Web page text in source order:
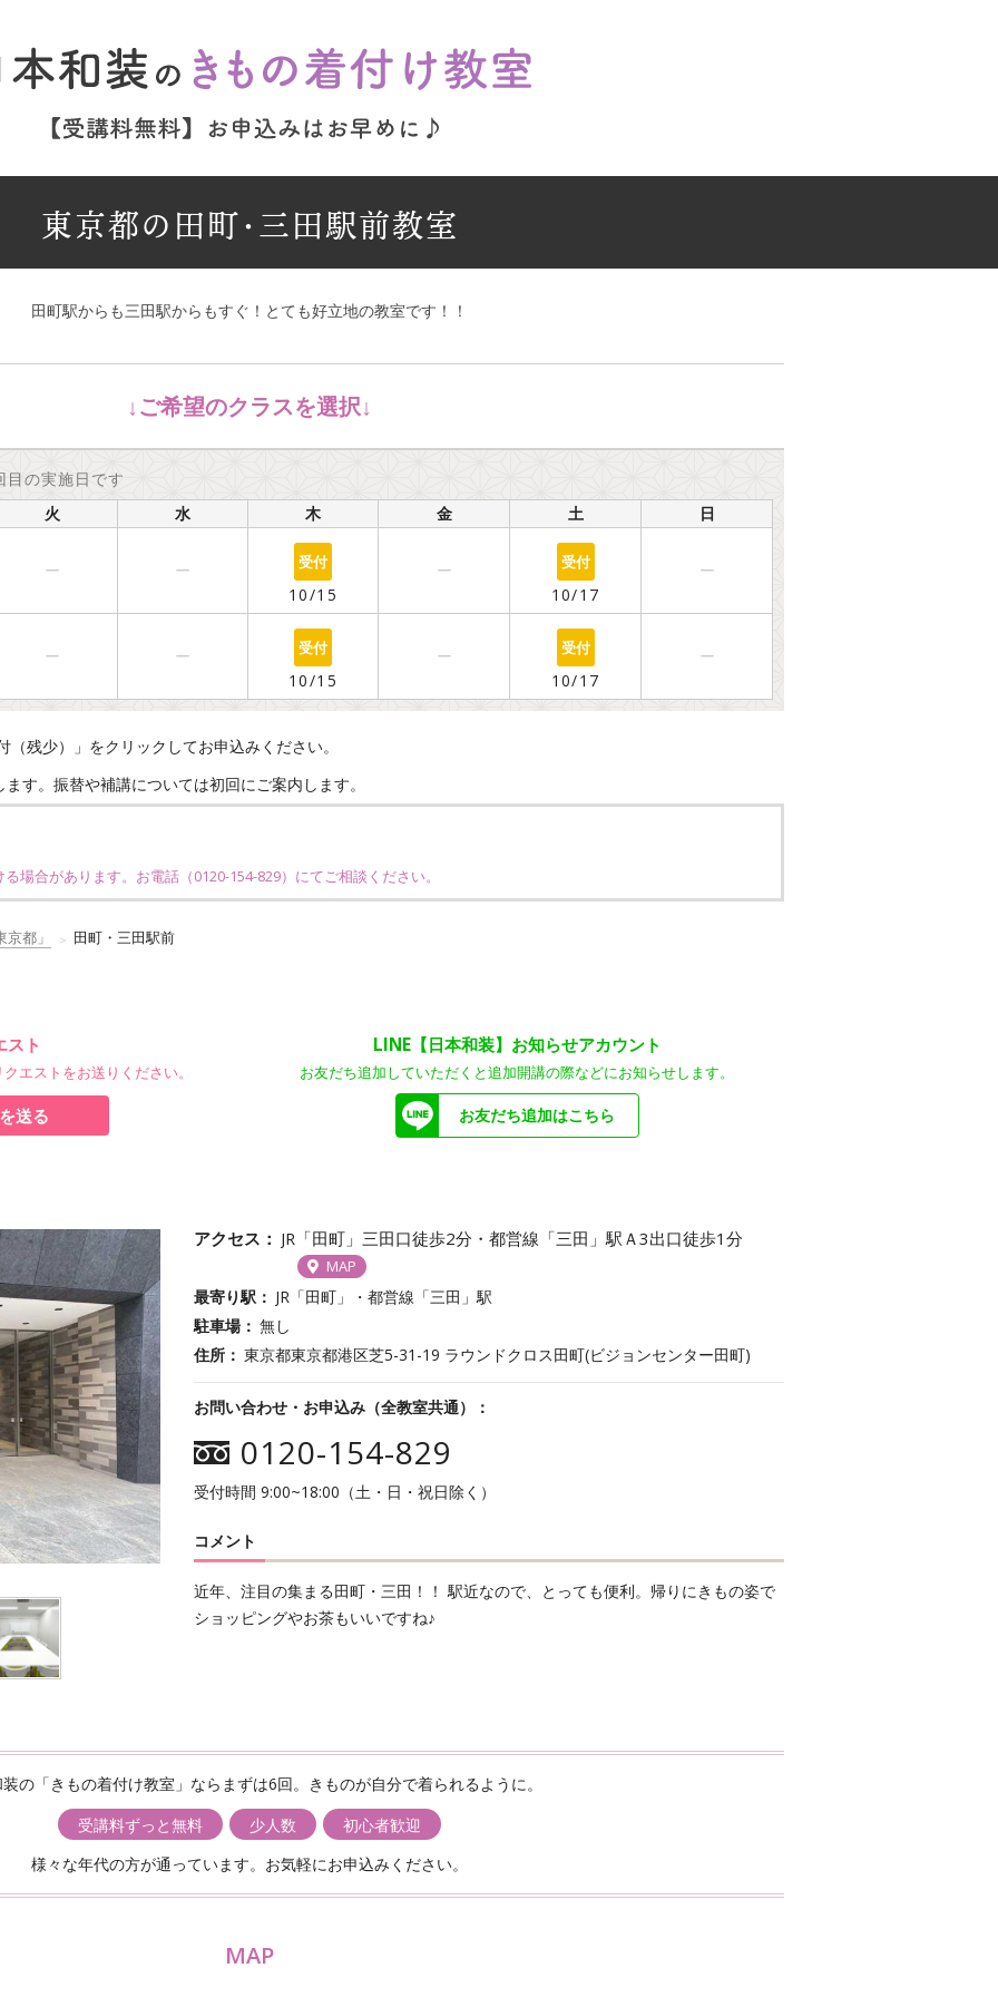
東京都の田町・三田駅前教室
田町駅からも三田駅からもすぐ！とても好立地の教室です！！
の実施日です
火
水 木 金 土 日
ー ー ○
10/15
ー ○
10/17
ー
ー ー ○
10/15
ー ○
10/17
ー
残少）」をクリックしてお申込みください。
す。振替や補講については初回にご案内します。
場合があります。お電話（0120-154-829）にてご相談ください。
都」 田町・三田駅前
スト
エストをお送りください。
送る
LINE【日本和装】お知らせアカウント
お友だち追加していただくと追加開講の際などにお知らせします。
お友だち追加はこちら
アクセス JR「田町」三田口徒歩2分・都営線「三田」駅Ａ3出口徒歩1分
MAP
最寄り駅
JR「田町」・都営線「三田」駅
駐車場
無し
住所
東京都東京都港区芝5-31-19 ラウンドクロス田町(ビジョンセンター田町)
お問い合わせ・お申込み（全教室共通）
0120-154-829
受付時間 9:00~18:00（土・日・祝日除く）
コメント
近年、注目の集まる田町・三田！！ 駅近なので、とっても便利。帰りにきもの姿で
ショッピングやお茶もいいですね♪
の「きもの着付け教室」ならまずは6回。きものが自分で着られるように。
受講料ずっと無料
少人数
初心者歓迎
様々な年代の方が通っています。お気軽にお申込みください。
MAP